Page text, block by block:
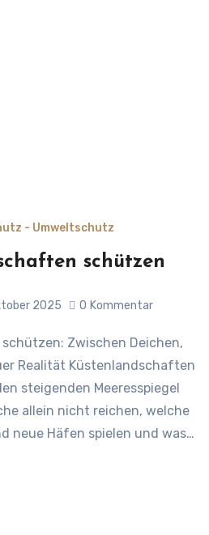
- Umweltschutz
schützen
2025 0 Kommentar
Realität Küstenlandschaften
steigenden Meeresspiegel
allein nicht reichen, welche
neue Häfen spielen und was…